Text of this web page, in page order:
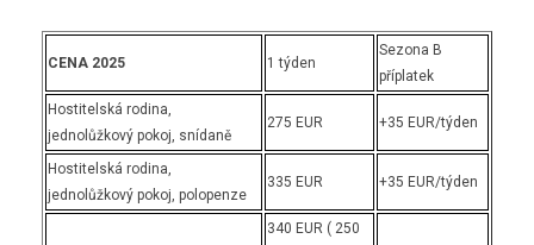
CENA 2025 1 týden
Sezona B
příplatek
Hostitelská rodina,
jednolůžkový pokoj, snídaně
275 EUR +35 EUR/týden
Hostitelská rodina,
jednolůžkový pokoj, polopenze
335 EUR +35 EUR/týden
340 EUR ( 250